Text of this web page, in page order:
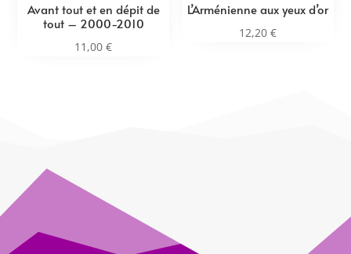
Avant tout et en dépit de
tout – 2000-2010
11,00€
L’Arménienne aux yeux d’or
12,20 €